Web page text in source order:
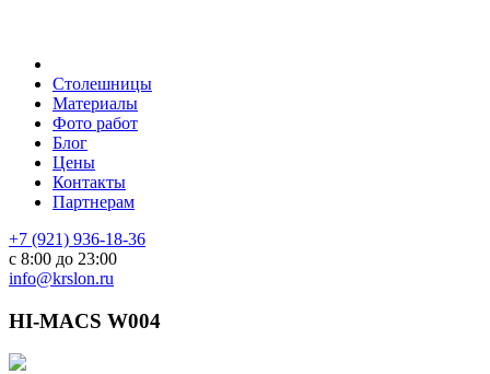
Столешницы
Материалы
Фото работ
Блог
Цены
Контакты
Партнерам
+7 (921) 936-18-36
с 8:00 до 23:00
info@krslon.ru
HI-MACS W004